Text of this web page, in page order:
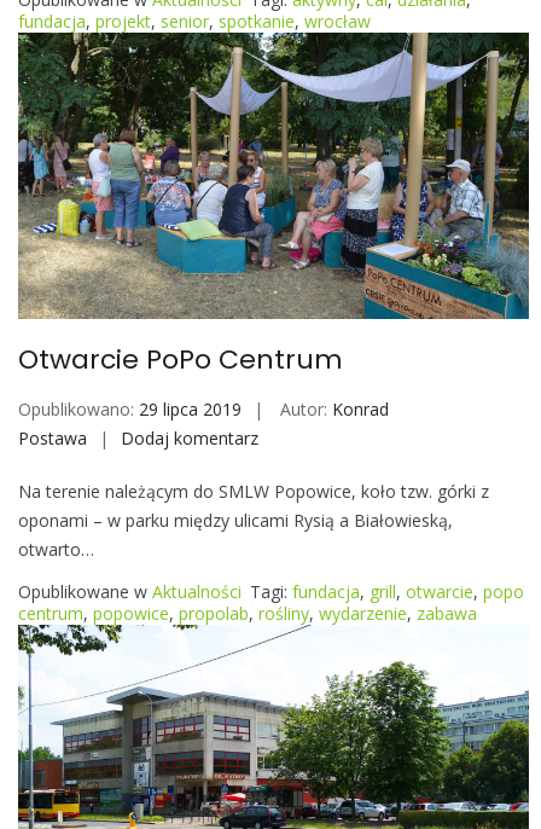
n
i
e
w
s
p
r
a
w
i
e
A
L
-
w
fundacja, projekt, senior, spotkanie, wrocław
Otwarcie PoPo Centrum
Opublikowano: 29 lipca 2019 Autor: Konrad
Postawa
Dodaj komentarz
w
a
c
i
e
o
P
o
C
e
Na terenie należącym do SMLW Popowice, koło tzw. górki z
oponami – w parku między ulicami Rysią a Białowieską,
otwarto…
Opublikowane w Aktualności Tagi: fundacja, grill, otwarcie, popo
centrum, popowice, propolab, rośliny, wydarzenie, zabawa